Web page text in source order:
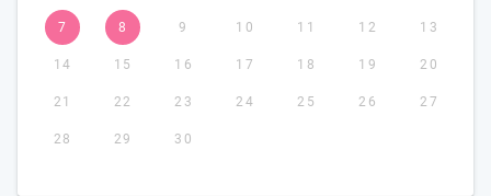
7 8 9 10 11 12 13
14 15 16 17 18 19 20
21 22 23 24 25 26 27
28 29 30